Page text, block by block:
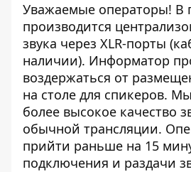
Уважаемые операторы! В
производится
звука через XLR-порты
наличии). Информатор
воздержаться от
на столе для спикеров.
более высокое качество
обычной трансляции.
прийти раньше на 15
подключения и раздачи